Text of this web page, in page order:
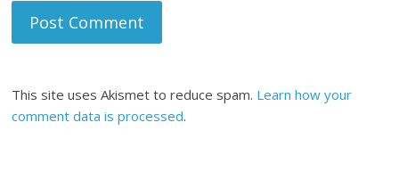
This site uses Akismet to reduce spam. Learn how your
comment data is processed.